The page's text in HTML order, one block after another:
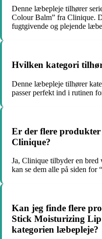
Denne læbepleje tilhører
Colour Balm” fra Clinique.
fugtgivende og plejende
Hvilken kategori
Denne læbepleje tilhører
passer perfekt ind i rutinen
Er der flere
Clinique?
Ja, Clinique tilbyder en
kan se dem alle på siden for
Kan jeg finde flere
Stick Moisturizing
kategorien læbepleje?